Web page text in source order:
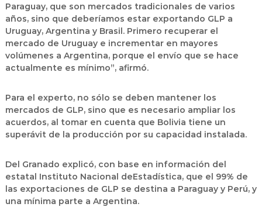
Paraguay, que son mercados tradicionales de varios
años, sino que deberíamos estar exportando GLP a
Uruguay, Argentina y Brasil. Primero recuperar el
mercado de Uruguay e incrementar en mayores
volúmenes a Argentina, porque el envío que se hace
actualmente es mínimo”, afirmó.
Para el experto, no sólo se deben mantener los
mercados de GLP, sino que es necesario ampliar los
acuerdos, al tomar en cuenta que Bolivia tiene un
superávit de la producción por su capacidad instalada.
Del Granado explicó, con base en información del
estatal Instituto Nacional deEstadística, que el 99% de
las exportaciones de GLP se destina a Paraguay y Perú, y
una mínima parte a Argentina.